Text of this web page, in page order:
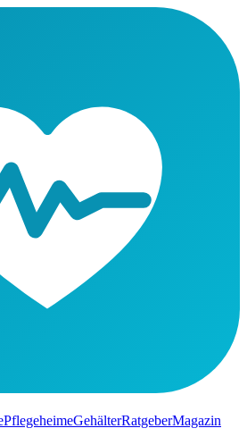
PflegeheimeGehälterRatgeberMagazin